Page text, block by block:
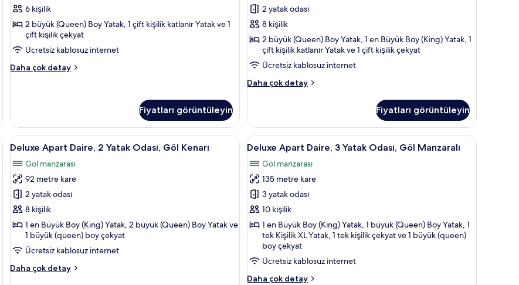
fazla
detay
(Terrace
Level
#1201B)
için
tüm
6 kişilik
2 büyük (Queen) Boy Yatak, 1 çift kişilik katlanır Yatak ve 1
çift kişilik çekyat
Ücretsiz kablosuz internet
Daha çok detay
Daire,
Level
#1201B)
hakkında
daha
fazla
detay
Fiyatları görüntüleyin
Yatak
Odası,
Göl
Manzaralı
için
tüm
fotoğrafları
2 yatak odası
8 kişilik
2 büyük (Queen) Boy Yatak, 1 en Büyük Boy (King) Yatak, 1
çift kişilik katlanır Yatak ve 1 çift kişilik çekyat
Ücretsiz kablosuz internet
Daha çok detay
Deluxe
Yatak
Odası,
Göl
hakkında
daha
fazla
detay
Fiyatları görüntüleyin
kablosuz İnternet
Deluxe
Apart
Daire,
2
Yatak
Odası,
Göl
Kenarı
için
tüm
fotoğrafları
Deluxe Apart Daire, 2 Yatak Odası, Göl Kenarı | Odada yemek servisi
19
Deluxe Apart Daire, 2 Yatak Odası, Göl Kenarı
Göl manzarası
92 metre kare
2 yatak odası
8 kişilik
1 en Büyük Boy (King) Yatak, 2 büyük (Queen) Boy Yatak ve
1 büyük (queen) boy çekyat
Ücretsiz kablosuz internet
Daha çok detay
Deluxe
Deluxe
Apart
Daire,
3
Yatak
Odası,
Göl
Manzaralı
için
tüm
fotoğrafları
Deluxe Apart Daire, 3 Yatak Odası, Göl
27
Deluxe Apart Daire, 3 Yatak Odası, Göl Manzaralı
Göl manzarası
135 metre kare
3 yatak odası
10 kişilik
1 en Büyük Boy (King) Yatak, 1 büyük (Queen) Boy Yatak, 1
tek Kişilik XL Yatak, 1 tek kişilik çekyat ve 1 büyük (queen)
boy çekyat
Ücretsiz kablosuz internet
Daha çok detay
Deluxe